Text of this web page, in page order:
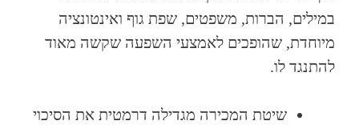
במילים, הברות, משפטים, שפת גוף ואינטונציה
מיוחדת, שהופכים לאמצעי השפעה שקשה מאוד
להתנגד לו.
שיטת המכירה מגדילה דרמטית את הסיכוי